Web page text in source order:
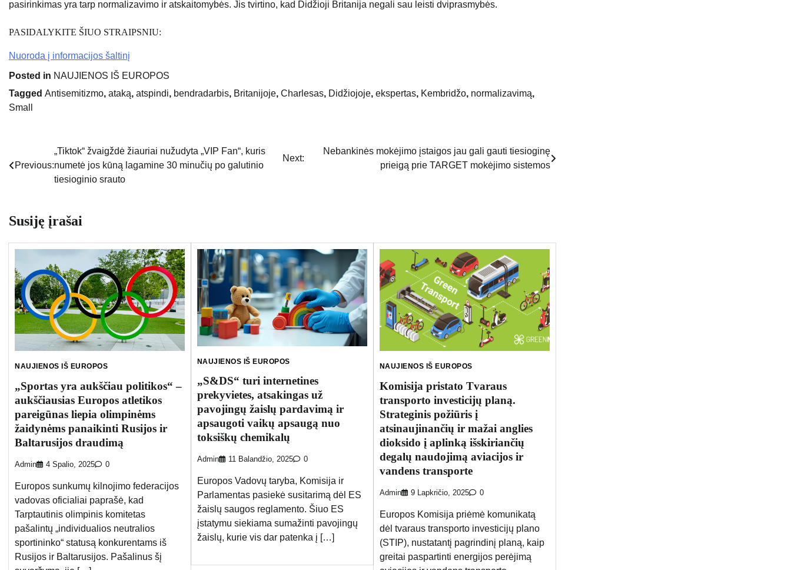
pasirinkimas yra tarp normalizavimo ir atskaitomybės. Jis tvirtino, kad Didžioji Britanija negali sau leisti dviprasmybės.
PASIDALYKITE ŠIUO STRAIPSNIU:
Nuoroda į informacijos šaltinį
Posted in NAUJIENOS IŠ EUROPOS
Tagged Antisemitizmo, ataką, atspindi, bendradarbis, Britanijoje, Charlesas, Didžiojoje, ekspertas, Kembridžo, normalizavimą,
Small
Navigacija
Previous:
„Tiktok“ žvaigždė žiauriai nužudyta „VIP Fan“, kuris
numetė jos kūną lagamine 30 minučių po galutinio
tiesioginio srauto
Next:
Nebankinės mokėjimo įstaigos jau gali gauti tiesioginę
prieigą prie TARGET mokėjimo sistemos
Susiję įrašai
NAUJIENOS IŠ EUROPOS
„Sportas yra aukščiau politikos“ –
aukščiausias Europos atletikos
pareigūnas liepia olimpinėms
žaidynėms panaikinti Rusijos ir
Baltarusijos draudimą
Admin 4 Spalio, 2025 0
Europos sunkumų kilnojimo federacijos
vadovas oficialiai paprašė, kad
Tarptautinis olimpinis komitetas
pašalintų „individualios neutralios
sportininko“ statusą konkurentams iš
Rusijos ir Baltarusijos. Pašalinus šį
NAUJIENOS IŠ EUROPOS
„S&DS“ turi internetines
prekyvietes, atsakingas už
pavojingų žaislų pardavimą ir
apsaugoti vaikų apsaugą nuo
toksiškų chemikalų
Admin 11 Balandžio, 2025 0
Europos Vadovų taryba, Komisija ir
Parlamentas pasiekė susitarimą dėl ES
žaislų saugos reglamento. Šiuo ES
įstatymu siekiama sumažinti pavojingų
žaislų, kurie vis dar patenka į […]
NAUJIENOS IŠ EUROPOS
Komisija pristato Tvaraus
transporto investicijų planą.
Strateginis požiūris į
atsinaujinančių ir mažai anglies
dioksido į aplinką išskiriančių
degalų naudojimą aviacijos ir
vandens transporte
Admin 9 Lapkričio, 2025 0
Europos Komisija priėmė komunikatą
dėl tvaraus transporto investicijų plano
(STIP), nustatantį pagrindinį planą, kaip
greitai paspartinti energijos perėjimą